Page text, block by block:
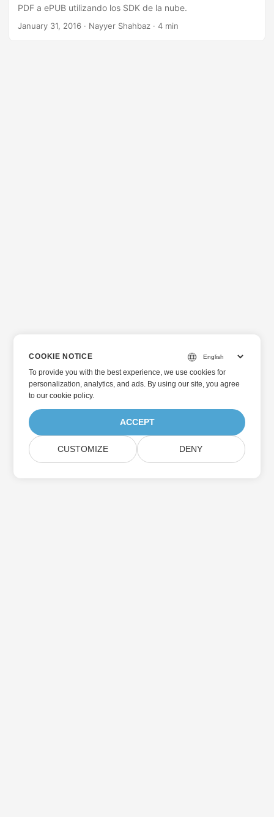
PDF a ePUB utilizando los SDK de la nube.
January 31, 2016 · Nayyer Shahbaz · 4 min
COOKIE NOTICE
To provide you with the best experience, we use cookies for
personalization, analytics, and ads. By using our site, you agree
toour cookie policy.
ACCEPT
CUSTOMIZE DENY